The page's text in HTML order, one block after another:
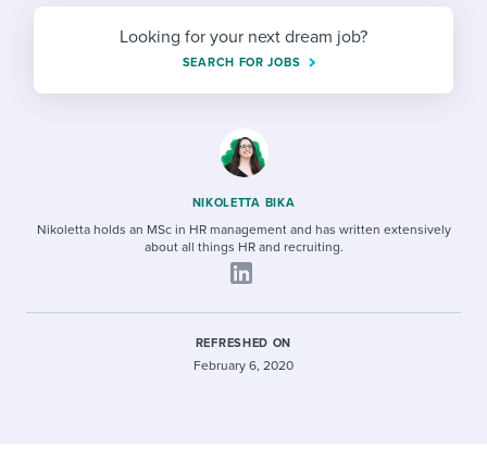
Establishing an employer brand
HR terms
Looking for your next dream job?
SEARCH FOR JOBS
NIKOLETTA BIKA
Nikoletta holds an MSc in HR management and has written extensively
about all things HR and recruiting.
REFRESHED ON
February 6, 2020